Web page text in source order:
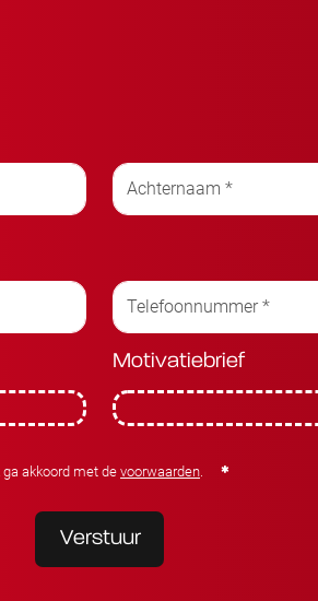
Motivatiebrief
ga akkoord met devoorwaarden
Verstuur